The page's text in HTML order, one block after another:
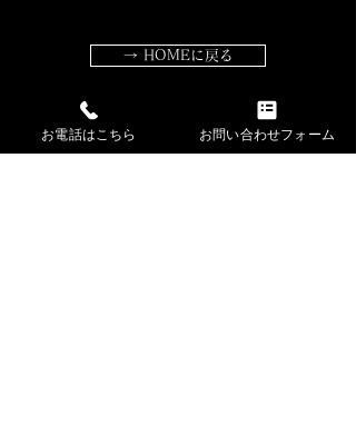
→ HOMEに戻る
​講師紹介・出張公演
お電話はこちら お問い合わせフォーム